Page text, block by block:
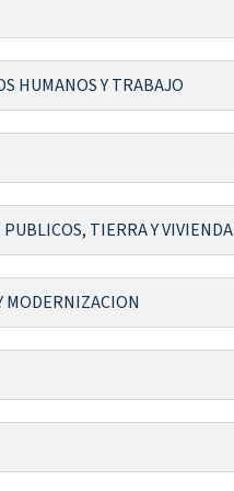
HUMANOS Y TRABAJO
TIERRA Y VIVIENDA
MODERNIZACION